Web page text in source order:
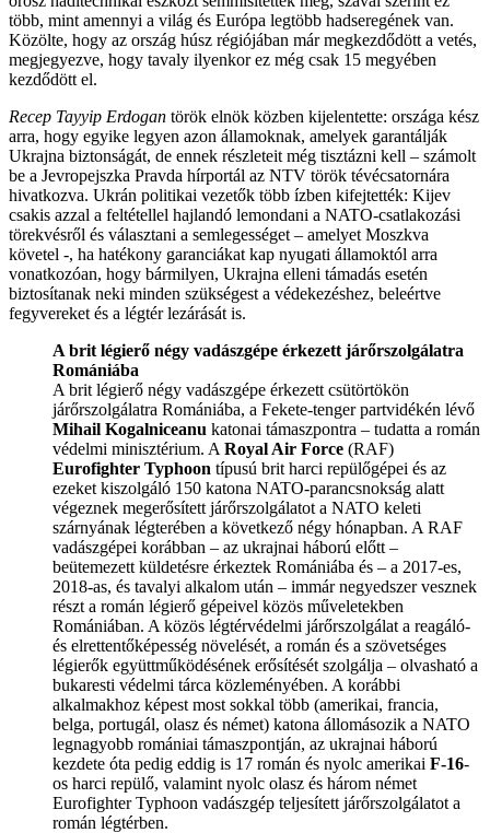
több, mint amennyi a világ és Európa legtöbb hadseregének van.
Közölte, hogy az ország húsz régiójában már megkezdődött a vetés,
megjegyezve, hogy tavaly ilyenkor ez még csak 15 megyében
kezdődött el.
Recep Tayyip Erdogan török elnök közben kijelentette: országa kész
arra, hogy egyike legyen azon államoknak, amelyek garantálják
Ukrajna biztonságát, de ennek részleteit még tisztázni kell – számolt
be a Jevropejszka Pravda hírportál az NTV török tévécsatornára
hivatkozva. Ukrán politikai vezetők több ízben kifejtették: Kijev
csakis azzal a feltétellel hajlandó lemondani a NATO-csatlakozási
törekvésről és választani a semlegességet – amelyet Moszkva
követel -, ha hatékony garanciákat kap nyugati államoktól arra
vonatkozóan, hogy bármilyen, Ukrajna elleni támadás esetén
biztosítanak neki minden szükségest a védekezéshez, beleértve
fegyvereket és a légtér lezárását is.
A brit légierő négy vadászgépe érkezett járőrszolgálatra
Romániába
A brit légierő négy vadászgépe érkezett csütörtökön
járőrszolgálatra Romániába, a Fekete-tenger partvidékén lévő
Mihail Kogalniceanu katonai támaszpontra – tudatta a román
védelmi minisztérium. A Royal Air Force (RAF)
Eurofighter Typhoon típusú brit harci repülőgépei és az
ezeket kiszolgáló 150 katona NATO-parancsnokság alatt
végeznek megerősített járőrszolgálatot a NATO keleti
szárnyának légterében a következő négy hónapban. A RAF
vadászgépei korábban – az ukrajnai háború előtt –
beütemezett küldetésre érkeztek Romániába és – a 2017-es,
2018-as, és tavalyi alkalom után – immár negyedszer vesznek
részt a román légierő gépeivel közös műveletekben
Romániában. A közös légtérvédelmi járőrszolgálat a reagáló-
és elrettentőképesség növelését, a román és a szövetséges
légierők együttműködésének erősítését szolgálja – olvasható a
bukaresti védelmi tárca közleményében. A korábbi
alkalmakhoz képest most sokkal több (amerikai, francia,
belga, portugál, olasz és német) katona állomásozik a NATO
legnagyobb romániai támaszpontján, az ukrajnai háború
kezdete óta pedig eddig is 17 román és nyolc amerikai F-16-
os harci repülő, valamint nyolc olasz és három német
Eurofighter Typhoon vadászgép teljesített járőrszolgálatot a
román légtérben.